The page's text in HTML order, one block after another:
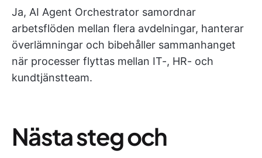
Ja, AI Agent Orchestrator samordnar
arbetsflöden mellan flera avdelningar, hanterar
överlämningar och bibehåller sammanhanget
när processer flyttas mellan IT-, HR- och
kundtjänstteam.
Nästa steg och